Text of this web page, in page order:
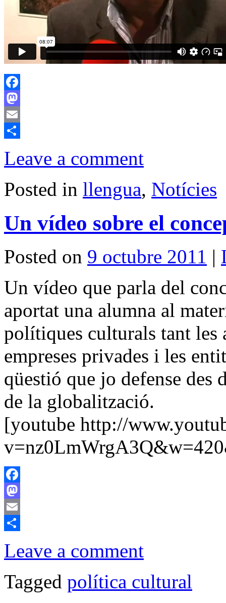
Facebook
Mastodon
Email
Leave a comment
Posted in llengua, Notícies
Un vídeo sobre el
Posted on 9 octubre 2011 |
Un vídeo que parla del
aportat una alumna al
polítiques culturals tant les
empreses privades i les
qüestió que jo defense des
de la globalització.
[youtube http://
Facebook
Mastodon
Email
Leave a comment
Tagged política cultural